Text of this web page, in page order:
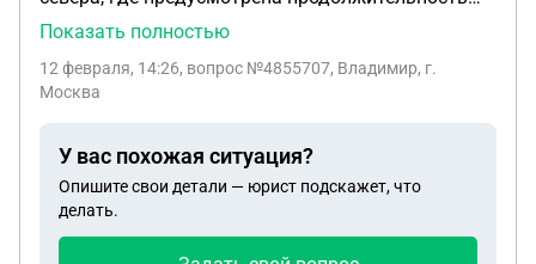
срока службы не более 3 лет, на данный момент
6,5 лет. В 2024 году писал рапорт га плановую
службы в районах крайнего севера мной не
писалось. Обращался рапортом к
непосредственному начальнику на перевод в
другое подразделение, рапорт остался без
Показать полностью
12 февраля, 14:26, вопрос №4855707, Владимир, г.
Москва
У вас похожая ситуация?
Опишите свои детали — юрист подскажет, что
делать.